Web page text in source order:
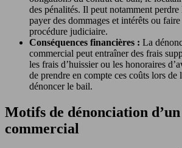
des pénalités. Il peut notamment perdre
payer des dommages et intérêts ou faire
procédure judiciaire.
Conséquences financières : La
commercial peut entraîner des frais
les frais d’huissier ou les honoraires
de prendre en compte ces coûts lors de
dénoncer le bail.
Motifs de dénonciation
commercial